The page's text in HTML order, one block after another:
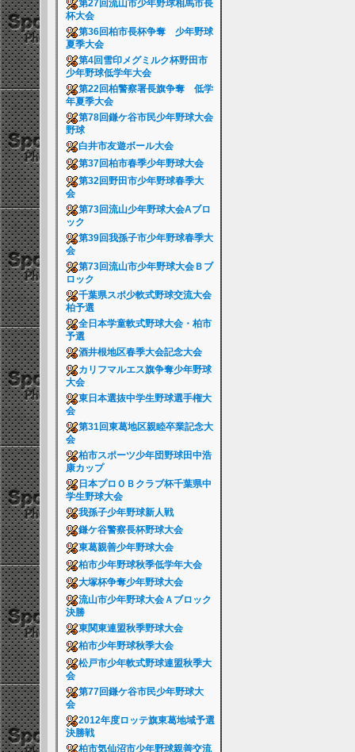
第27回流山市少年野球相馬市長
杯大会
第36回柏市長杯争奪 少年野球
夏季大会
第4回雪印メグミルク杯野田市
少年野球低学年大会
第22回柏警察署長旗争奪 低学
年夏季大会
第78回鎌ケ谷市民少年野球大会
野球
白井市友遊ボール大会
第37回柏市春季少年野球大会
第32回野田市少年野球春季大
会
第73回流山少年野球大会Aブロ
ック
第39回我孫子市少年野球春季大
会
第73回流山市少年野球大会Ｂブ
ロック
千葉県スポ少軟式野球交流大会
柏予選
全日本学童軟式野球大会・柏市
予選
酒井根地区春季大会記念大会
カリフマルエス旗争奪少年野球
大会
東日本選抜中学生野球選手権大
会
第31回東葛地区親睦卒業記念大
会
柏市スポーツ少年団野球田中浩
康カップ
日本プロＯＢクラブ杯千葉県中
学生野球大会
我孫子少年野球新人戦
鎌ケ谷警察長杯野球大会
東葛親善少年野球大会
柏市少年野球秋季低学年大会
大塚杯争奪少年野球大会
流山市少年野球大会Ａブロック
決勝
東関東連盟秋季野球大会
柏市少年野球秋季大会
松戸市少年軟式野球連盟秋季大
会
第77回鎌ケ谷市民少年野球大
会
2012年度ロッテ旗東葛地域予選
決勝戦
柏市気仙沼市少年野球親善交流